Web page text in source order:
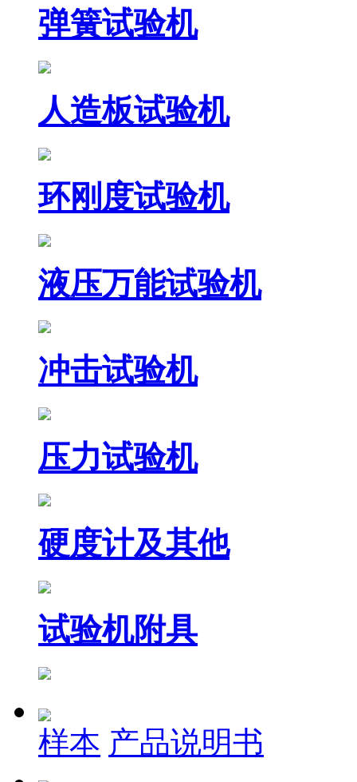
弹簧试验机
人造板试验机
环刚度试验机
液压万能试验机
冲击试验机
压力试验机
硬度计及其他
试验机附具
样本 产品说明书